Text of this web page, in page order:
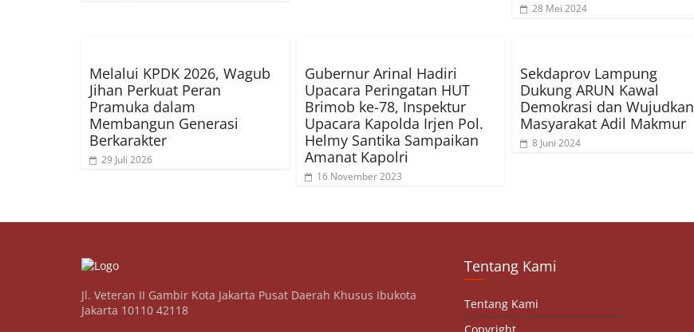
28 Mei 2024
Melalui KPDK 2026, Wagub
Jihan Perkuat Peran
Pramuka dalam
Membangun Generasi
Berkarakter
29 Juli 2026
Gubernur Arinal Hadiri
Upacara Peringatan HUT
Brimob ke-78, Inspektur
Upacara Kapolda Irjen Pol.
Helmy Santika Sampaikan
Amanat Kapolri
16 November 2023
Sekdaprov Lampung
Dukung ARUN Kawal
Demokrasi dan Wujudkan
Masyarakat Adil Makmur
8 Juni 2024
Jl. Veteran II Gambir Kota Jakarta Pusat Daerah Khusus Ibukota
Jakarta 10110 42118
Tentang Kami
Tentang Kami